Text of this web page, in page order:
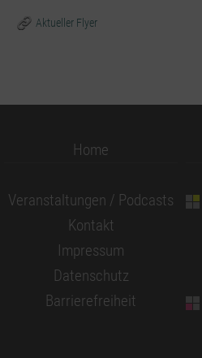
Aktueller Flyer
Home
Veranstaltungen / Podcasts
Kontakt
Impressum
Datenschutz
Barrierefreiheit